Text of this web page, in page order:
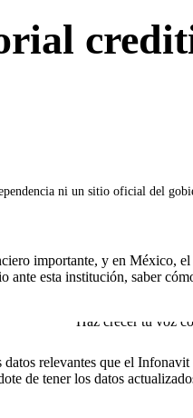
ni un sitio oficial del
importante, y en
ante esta institución, saber
relevantes que el
de tener los datos